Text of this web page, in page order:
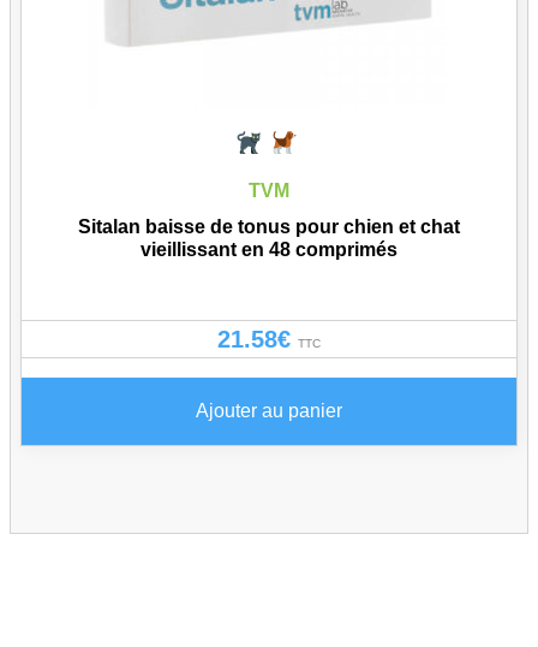
TVM
Sitalan baisse de tonus pour chien et chat
vieillissant en 48 comprimés
21.58€ TTC
Ajouter au panier